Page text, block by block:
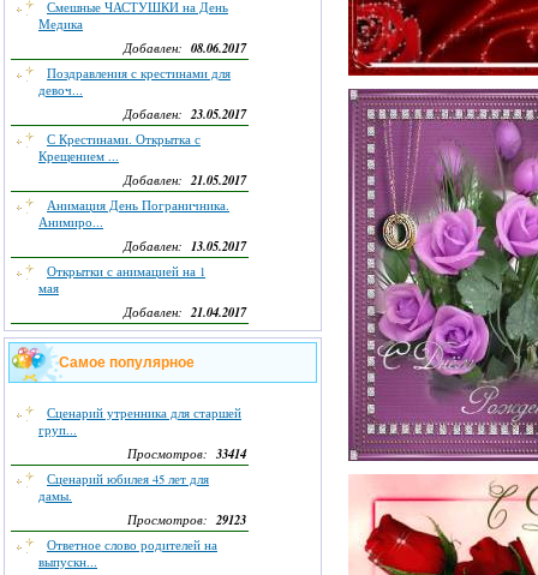
Смешные ЧАСТУШКИ на День
Медика
Добавлен: 08.06.2017
Поздравления с крестинами для
девоч...
Добавлен:23.05.2017
С Крестинами. Открытка с
Крещением ...
Добавлен:21.05.2017
Анимация День Пограничника.
Анимиро...
Добавлен: 13.05.2017
Открытки с анимацией на 1
мая
Добавлен:21.04.2017
Самое популярное
Сценарий утренника для старшей
груп...
Просмотров: 33414
Сценарий юбилея 45 лет для
дамы.
Просмотров:29123
Ответное слово родителей на
выпускн...